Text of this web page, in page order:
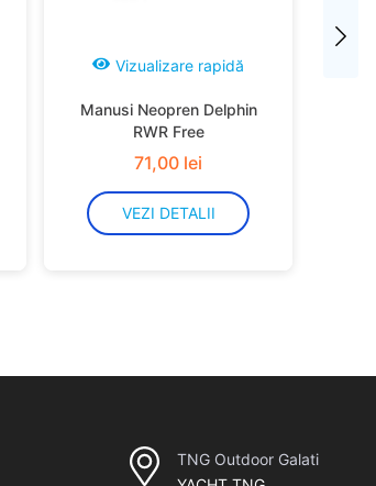
Vizualizare rapidă
Manusi Neopren Delphin
RWR Free
71,00 lei
VEZI DETALII
TNG Outdoor Galati